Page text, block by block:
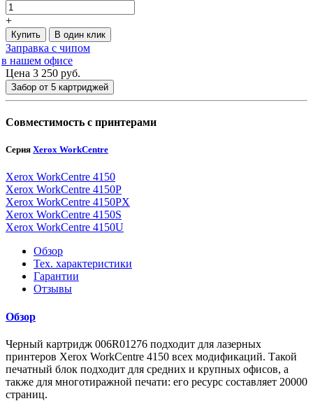
+
Купить В один клик
Заправка с чипом
в нашем офисе
Цена 3 250 руб.
Забор от 5 картриджей
Совместимость с принтерами
Серия Xerox WorkCentre
Xerox WorkCentre 4150
Xerox WorkCentre 4150P
Xerox WorkCentre 4150PX
Xerox WorkCentre 4150S
Xerox WorkCentre 4150U
Обзор
Тех. характеристики
Гарантии
Отзывы
Обзор
Черный картридж 006R01276 подходит для лазерных
принтеров Xerox WorkCentre 4150 всех модификаций. Такой
печатный блок подходит для средних и крупных офисов, а
также для многотиражной печати: его ресурс составляет 20000
страниц.